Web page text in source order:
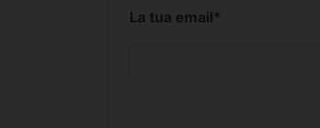
La tua email*